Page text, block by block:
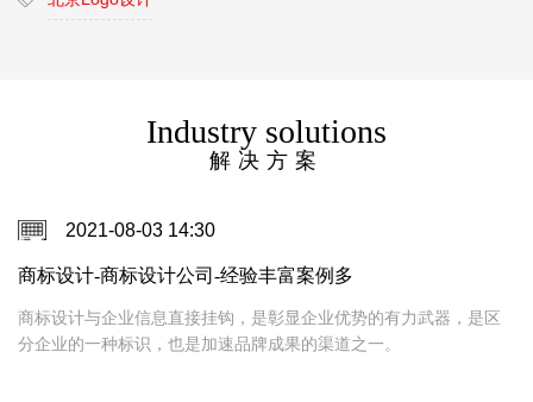
Industry solutions
解决方案
2021-08-03 14:30
商标设计-商标设计公司-经验丰富案例多
商标设计与企业信息直接挂钩，是彰显企业优势的有力武器，是区
分企业的一种标识，也是加速品牌成果的渠道之一。